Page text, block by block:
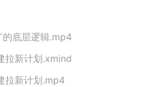
的底层逻辑.mp4
拉新计划.xmind
拉新计划.mp4